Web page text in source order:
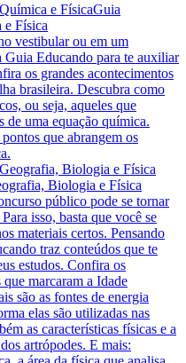
Guia
Física
vestibular ou em um
Educando para te auxiliar
os grandes acontecimentos
brasileira. Descubra como
ou seja, aqueles que
de uma equação química.
que abrangem os
Biologia e Física
público pode se tornar
isso, basta que você se
materiais certos. Pensando
traz conteúdos que te
estudos. Confira os
marcaram a Idade
são as fontes de energia
elas são utilizadas nas
as características físicas e a
artrópodes. E mais: